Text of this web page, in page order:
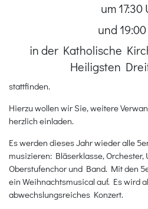
um 17:30
und
in der Katholische
Heiligsten
stattfinden.
Hierzu wollen wir Sie, weitere
herzlich einladen.
Es werden dieses Jahr wieder alle
musizieren: Bläserklasse, Orchester,
Oberstufenchor und Band. Mit den
ein Weihnachtsmusical auf. Es wird
abwechslungsreiches Konzert.